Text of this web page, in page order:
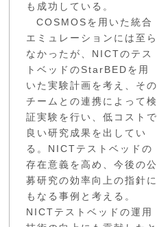
も成功している。
COSMOSを用いた統合
エミュレーションには至ら
なかったが、NICTのテス
トベッドのStarBEDを用
いた実験計画を考え、その
チームとの連携によって検
証実験を行い、低コストで
良い研究成果を出してい
る。NICTテストベッドの
存在意義を高め、今後の公
募研究の効率向上の指針に
もなる事例と考える。
NICTテストベッドの運用